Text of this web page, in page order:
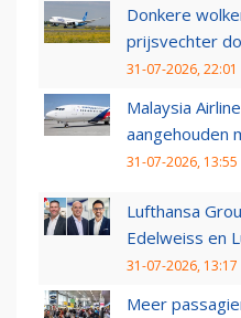
Donkere
prijsvechter
31-07-2026, 22:01
Malaysia
aangehouden
31-07-2026, 13:55
Lufthansa
Edelweiss en
31-07-2026, 13:17
Meer